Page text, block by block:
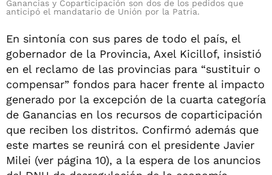
Ganancias y Coparticipación son dos de los pedidos que
anticipó el mandatario de Unión por la Patria.
En sintonía con sus pares de todo el país, el
gobernador de la Provincia, Axel Kicillof, insistió
en el reclamo de las provincias para “sustituir o
compensar” fondos para hacer frente al impacto
generado por la excepción de la cuarta categoría
de Ganancias en los recursos de coparticipación
que reciben los distritos. Confirmó además que
este martes se reunirá con el presidente Javier
Milei (ver página 10), a la espera de los anuncios